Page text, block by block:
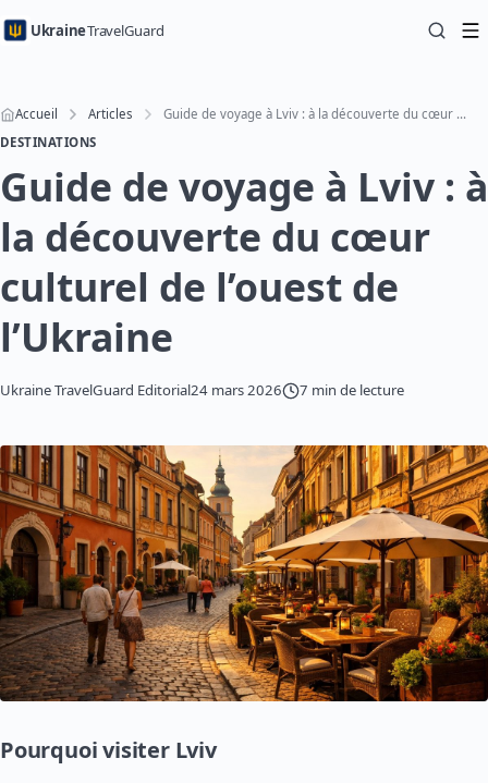
UkraineTravelGuard
Accueil Articles
Guide de voyage à Lviv : à la découverte du cœur culturel de l’ouest de l’Ukraine
DESTINATIONS
Guide de voyage à Lviv : à
la découverte du cœur
culturel de l’ouest de
l’Ukraine
Ukraine TravelGuard Editorial24 mars 2026 7 min de lecture
Pourquoi visiter Lviv